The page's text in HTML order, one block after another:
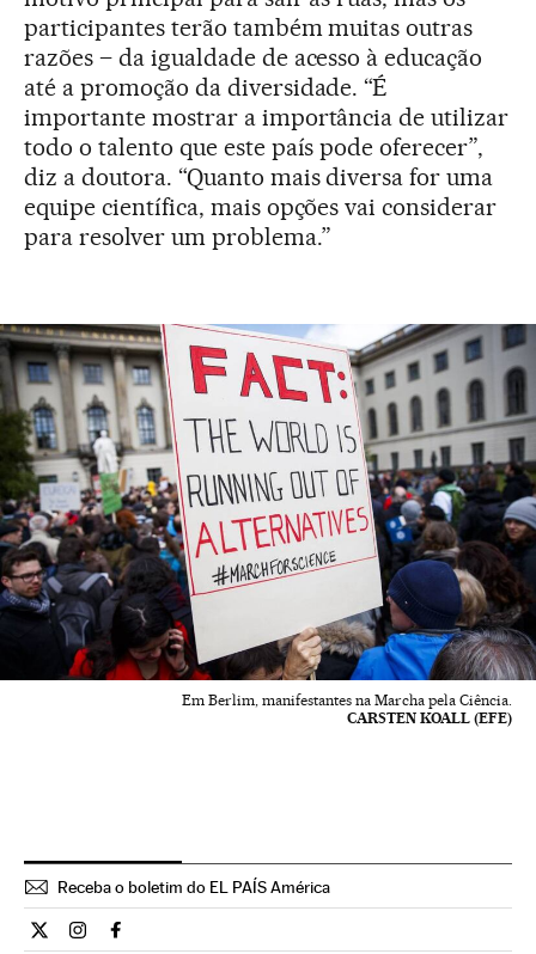
participantes terão também muitas outras
razões – da igualdade de acesso à educação
até a promoção da diversidade. “É
importante mostrar a importância de utilizar
todo o talento que este país pode oferecer”,
diz a doutora. “Quanto mais diversa for uma
equipe científica, mais opções vai considerar
para resolver um problema.”
Em Berlim, manifestantes na Marcha pela Ciência.
CARSTEN KOALL (EFE)
Receba o boletim do EL PAÍS América
Ciencia El País Brasil en Twitter
Ciencia El País Brasil en Instagram
Ciencia El País Brasil en Facebook